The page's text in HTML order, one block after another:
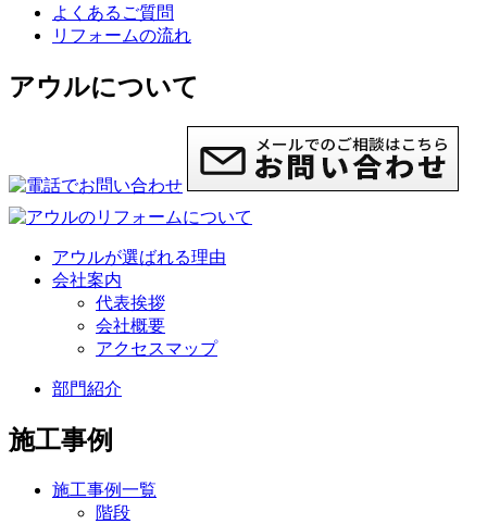
よくあるご質問
リフォームの流れ
アウルについて
アウルが選ばれる理由
会社案内
代表挨拶
会社概要
アクセスマップ
部門紹介
施工事例
施工事例一覧
階段